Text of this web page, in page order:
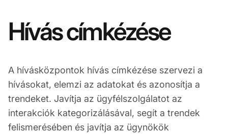
Hívás címkézése
A hívásközpontok hívás címkézése szervezi a
hívásokat, elemzi az adatokat és azonosítja a
trendeket. Javítja az ügyfélszolgálatot az
interakciók kategorizálásával, segít a trendek
felismerésében és javítja az ügynökök